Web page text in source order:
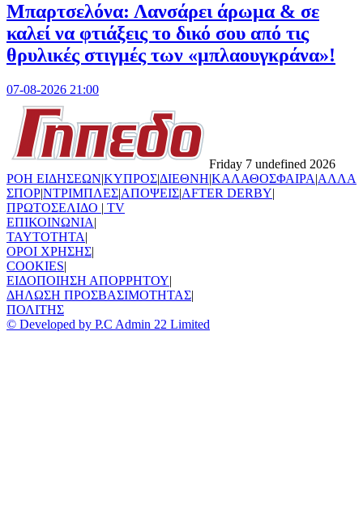
Μπαρτσελόνα: Λανσάρει άρωμα & σε
καλεί να φτιάξεις το δικό σου από τις
θρυλικές στιγμές των «μπλαουγκράνα»!
07-08-2026 21:00
Friday 7 undefined 2026
ΡΟΗ ΕΙΔΗΣΕΩΝ|ΚΥΠΡΟΣ|ΔΙΕΘΝΗ|ΚΑΛΑΘΟΣΦΑΙΡΑ|ΑΛΛΑ
ΣΠΟΡ|ΝΤΡΙΜΠΛΕΣ|ΑΠΟΨΕΙΣ|AFTER DERBY|
ΠΡΩΤΟΣΕΛΙΔΟ | TV
ΕΠΙΚΟΙΝΩΝΙΑ|
TAYTOTHTA|
ΟΡΟΙ ΧΡΗΣΗΣ|
COOKIES|
ΕΙΔΟΠΟΙΗΣΗ ΑΠΟΡΡΗΤΟΥ|
ΔΗΛΩΣΗ ΠΡΟΣΒΑΣΙΜΟΤΗΤΑΣ|
ΠΟΛΙΤΗΣ
© Developed by P.C Admin 22 Limited